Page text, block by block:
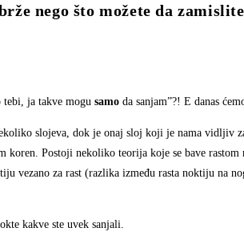
nego što možete da
ja takve mogu samo da sanjam”?! E danas
slojeva, dok je onaj sloj koji je nama
Postoji nekoliko teorija koje se bave
vezano za rast (razlika između rasta noktiju na
kakve ste uvek sanjali.